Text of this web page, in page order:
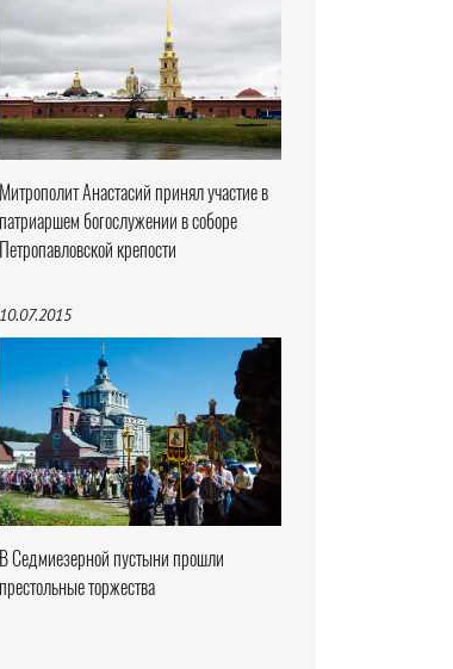
Митрополит Анастасий принял участие в
патриаршем богослужении в соборе
Петропавловской крепости
10.07.2015
В Седмиезерной пустыни прошли
престольные торжества